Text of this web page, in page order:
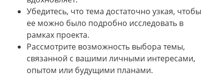
Убедитесь, что тема достаточно узкая, чтобы
ее можно было подробно исследовать в
рамках проекта.
Рассмотрите возможность выбора темы,
связанной с вашими личными интересами,
опытом или будущими планами.